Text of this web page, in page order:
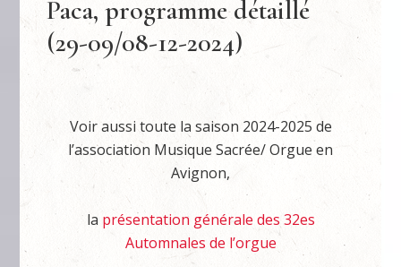
Paca, programme détaillé
(29-09/08-12-2024)
Voir aussi toute la saison 2024-2025 de
l’association Musique Sacrée/ Orgue en
Avignon,
la présentation générale des 32es
Automnales de l’orgue